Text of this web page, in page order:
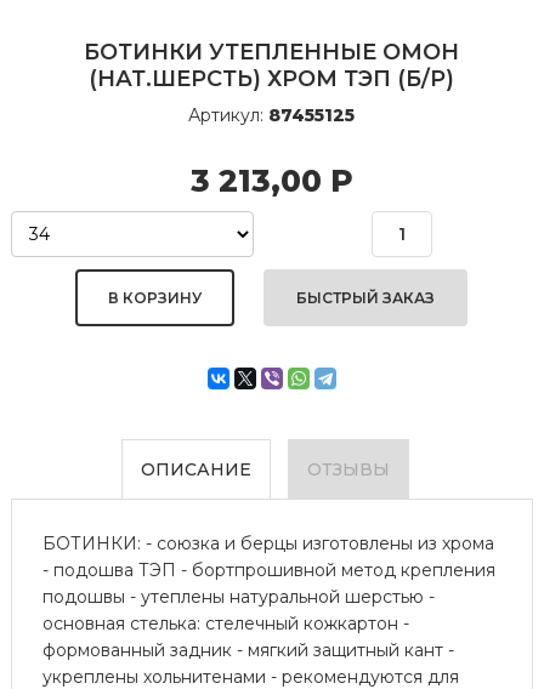
БОТИНКИ УТЕПЛЕННЫЕ ОМОН
(НАТ.ШЕРСТЬ) ХРОМ ТЭП (Б/Р)
Артикул: 87455125
3 213,00 Р
БЫСТРЫЙ ЗАКАЗ
ОПИСАНИЕ ОТЗЫВЫ
БОТИНКИ: - союзка и берцы изготовлены из хрома
- подошва ТЭП - бортпрошивной метод крепления
подошвы - утеплены натуральной шерстью -
основная стелька: стелечный кожкартон -
формованный задник - мягкий защитный кант -
укреплены хольнитенами - рекомендуются для